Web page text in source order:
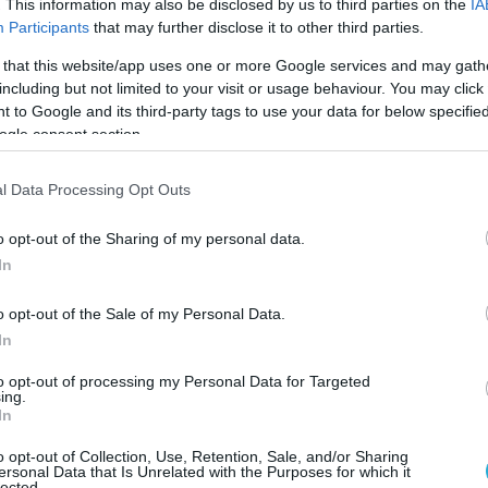
This information may also be disclosed by us to third parties on the
Participants that may further disclose it to other third parties.
that this website/app uses one or more Google services and may
but not limited to your visit or usage behaviour. You may
to Google and its third-party tags to use your data for below
consent section.
Data Processing Opt Outs
opt-out of the Sharing of my personal data.
opt-out of the Sale of my Personal Data.
opt-out of processing my Personal Data for Targeted
opt-out of Collection, Use, Retention, Sale, and/or Sharing
Data that Is Unrelated with the Purposes for which it
αθλητισμό όσο και στις